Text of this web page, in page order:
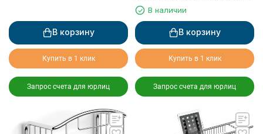
В корзину
Купить в 1 клик
Запрос счета для юрлиц
75862В наличии
В корзину
Купить в 1 клик
Запрос счета для юрлиц